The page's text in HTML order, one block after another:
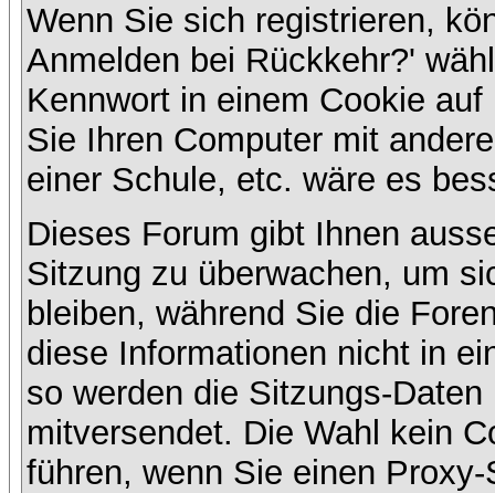
Wenn Sie sich registrieren,
Anmelden bei Rückkehr?'
Kennwort in einem Cookie
Sie Ihren Computer mit
einer Schule, etc. wäre es
Dieses Forum gibt Ihnen
Sitzung zu überwachen, um
bleiben, während Sie die
diese Informationen nicht in
so werden die Sitzungs-
mitversendet. Die Wahl kein
führen, wenn Sie einen